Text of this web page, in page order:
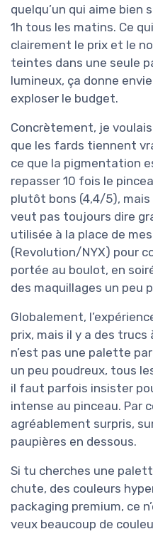
quelqu’un qui aime bien
1h tous les matins. Ce
clairement le prix et le
teintes dans une seule
lumineux, ça donne
exploser le budget.
Concrètement, je
que les fards tiennent
ce que la pigmentation
repasser 10 fois le
plutôt bons (4,4/5),
veut pas toujours dire
utilisée à la place de
(Revolution/NYX) pour
portée au boulot, en
des maquillages un peu
Globalement,
prix, mais il y a des trucs
n’est pas une palette
un peu poudreux, tous
il faut parfois insister
intense au pinceau. Par
agréablement surpris,
paupières en dessous.
Si tu cherches une
chute, des couleurs
packaging premium, ce
veux beaucoup de